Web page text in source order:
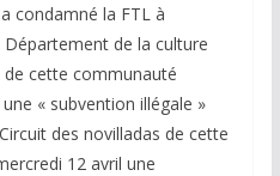
condamné la FTL à
de la culture
cette communauté
« subvention illégale »
des novilladas de cette
12 avril une